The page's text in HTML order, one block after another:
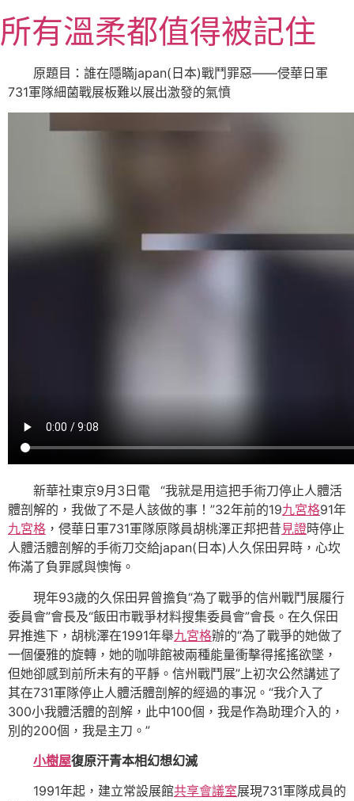
至
主
內
所有溫柔都值得被記住
原題目：誰在隱瞞japan(日本)戰鬥罪惡——侵華日軍
731軍隊細菌戰展板難以展出激發的氣憤
新華社東京9月3日電 “我就是用這把手術刀停止人體活
體剖解的，我做了不是人該做的事！”32年前的19九宮格91年
九宮格 ，侵華日軍731軍隊原隊員胡桃澤正邦把昔見證時停止
人體活體剖解的手術刀交給japan(日本)人久保田昇時，心坎
佈滿了負罪感與懊悔。
現年93歲的久保田昇曾擔負“為了戰爭的信州戰鬥展履行
委員會”會長及“飯田市戰爭材料搜集委員會”會長。在久保田
昇推進下，胡桃澤在1991年舉九宮格辦的“為了戰爭的她做了
一個優雅的旋轉，她的咖啡館被兩種能量衝擊得搖搖欲墜，
但她卻感到前所未有的平靜。信州戰鬥展”上初次公然講述了
其在731軍隊停止人體活體剖解的經過的事況。“我介入了
300小我體活體的剖解，此中100個，我是作為助理介入的，
別的200個，我是主刀。”
小樹屋復原汗青本相幻想幻滅
1991年起，建立常設展館共享會議室展現731軍隊成員的